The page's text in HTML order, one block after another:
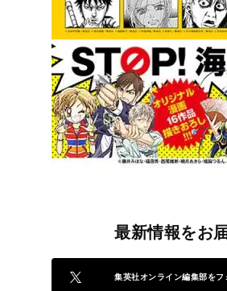
最新情報をお
集英社オンライン編集部をフ